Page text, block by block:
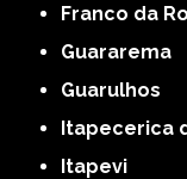
Franco da
Guararema
Guarulhos
Itapecerica
Itapevi